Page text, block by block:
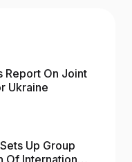
Report On Joint
Ukraine
Up Group
Of International